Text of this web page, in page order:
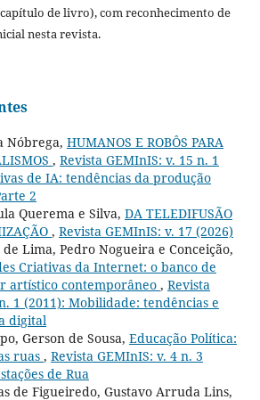
de livro), com reconhecimento de
nesta revista.
Nóbrega, HUMANOS E ROBÔS PARA
, Revista GEMInIS: v. 15 n. 1
de IA: tendências da produção
2
Querema e Silva, DA TELEDIFUSÃO
, Revista GEMInIS: v. 17 (2026)
Lima, Pedro Nogueira e Conceição,
Criativas da Internet: o banco de
artístico contemporâneo , Revista
1 (2011): Mobilidade: tendências e
digital
Gerson de Sousa, Educação Política:
ruas , Revista GEMInIS: v. 4 n. 3
de Rua
de Figueiredo, Gustavo Arruda Lins,